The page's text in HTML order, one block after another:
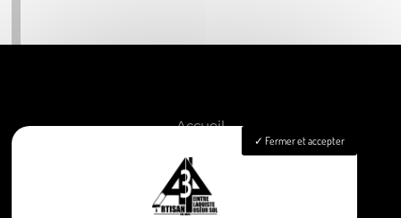
Accueil
Aménagement intérieur
Isolation
Pose de revêtements sols & murs
Fermer et accepter